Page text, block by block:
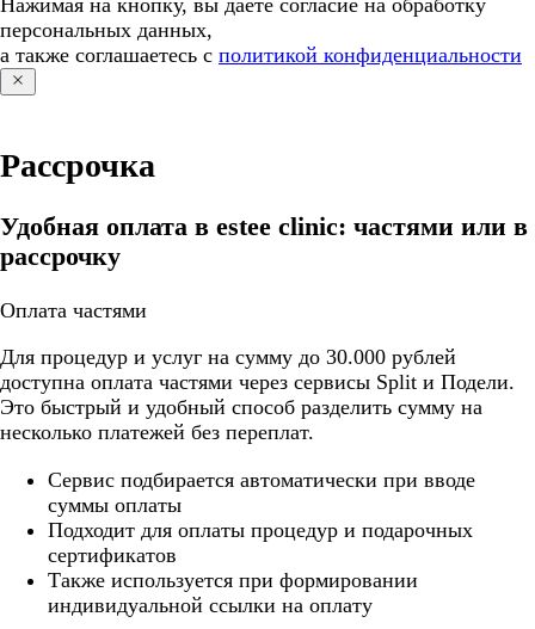
персональных данных,
а также соглашаетесь с политикой конфиденциальности
Рассрочка
Удобная оплата в estee clinic: частями или в
рассрочку
Оплата частями
Для процедур и услуг на сумму до 30.000 рублей
доступна оплата частями через сервисы Split и Подели.
Это быстрый и удобный способ разделить сумму на
несколько платежей без переплат.
Cервис подбирается автоматически при вводе
суммы оплаты
Подходит для оплаты процедур и подарочных
сертификатов
Также используется при формировании
индивидуальной ссылки на оплату